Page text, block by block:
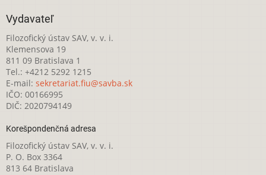
Vydavateľ
Filozofický ústav SAV, v. v. i.
Klemensova 19
811 09 Bratislava 1
Tel.: +4212 5292 1215
E-mail: sekretariat.fiu@savba.sk
IČO: 00166995
DIČ: 2020794149
Korešpondenčná adresa
Filozofický ústav SAV, v. v. i.
P. O. Box 3364
813 64 Bratislava